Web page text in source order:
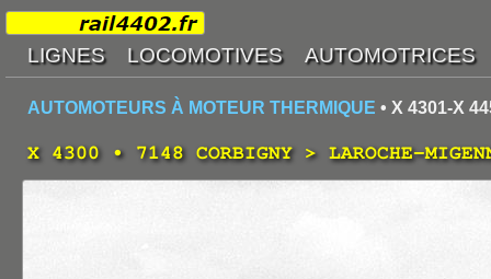
AUTOMOTEURS À MOTEUR THERMIQUE • X 4301-X
X 4300 • 7148 CORBIGNY > LAROCHE-